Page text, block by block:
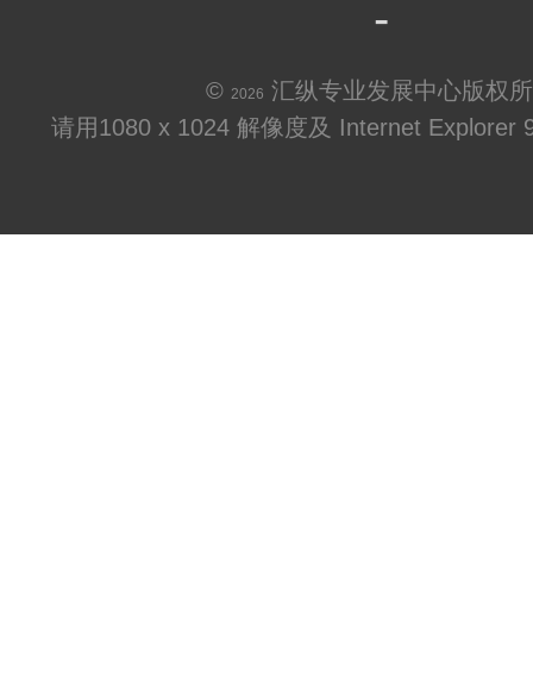
© 2026 汇纵专业发展中心版权
请用1080 x 1024 解像度及 Internet Explorer